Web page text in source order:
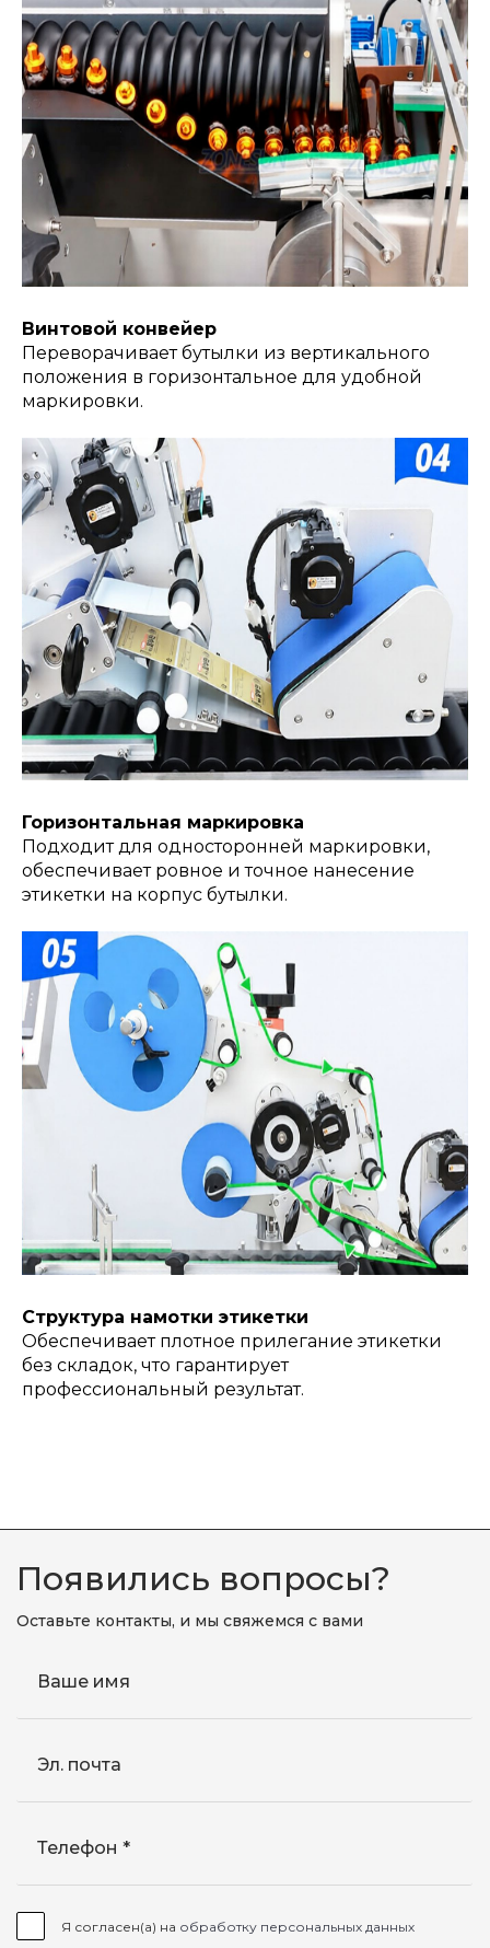
Винтовой конвейер
Переворачивает бутылки из вертикального
положения в горизонтальное для удобной
маркировки.
Горизонтальная маркировка
Подходит для односторонней маркировки,
обеспечивает ровное и точное нанесение
этикетки на корпус бутылки.
Структура намотки этикетки
Обеспечивает плотное прилегание этикетки
без складок, что гарантирует
профессиональный результат.
Появились вопросы?
Оставьте контакты, и мы свяжемся с вами
Ваше имя
Эл. почта
Телефон
Я согласен(а) на обработку персональных данных